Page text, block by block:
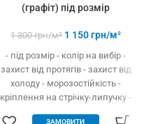
(графіт) пiд розмiр
1 300грн/м² 1 150грн/м²
- під розмір - колір на вибір -
захист від протягів - захист від
холоду - морозостійкість -
кріплення на стрічку-липучку -
ЗАМОВИТИ